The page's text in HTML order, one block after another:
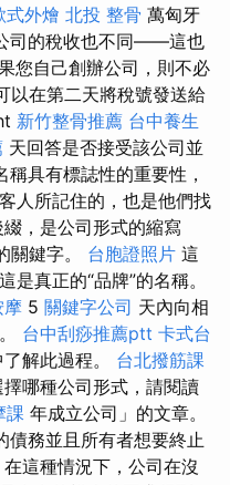
式外燴 北投 整骨 萬匈牙
司的稅收也不同——這也
您自己創辦公司，則不必
以在第二天將稅號發送給
新竹整骨推薦 台中養生
天回答是否接受該公司並
稱具有標誌性的重要性，
人所記住的，也是他們找
，是公司形式的縮寫
關鍵字。 台胞證照片 這
真正的“品牌”的名稱。
摩 5 關鍵字公司 天內向相
台中刮痧推薦ptt 卡式台
解此過程。 台北撥筋課
哪種公司形式，請閱讀
課 年成立公司」的文章。
債務並且所有者想要終止
這種情況下，公司在沒